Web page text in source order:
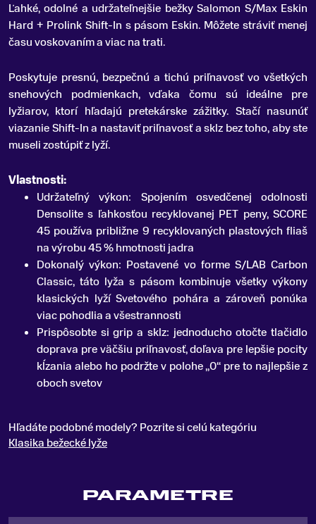
Ľahké, odolné a udržateľnejšie bežky Salomon S/Max Eskin
Hard + Prolink Shift-In s pásom Eskin. Môžete stráviť menej
času voskovaním a viac na trati.
Poskytuje presnú, bezpečnú a tichú priľnavosť vo všetkých
snehových podmienkach, vďaka čomu sú ideálne pre
lyžiarov, ktorí hľadajú pretekárske zážitky. Stačí nasunúť
viazanie Shift-In a nastaviť priľnavosť a sklz bez toho, aby ste
museli zostúpiť z lyží.
Vlastnosti:
Udržateľný výkon: Spojením osvedčenej odolnosti
Densolite s ľahkosťou recyklovanej PET peny, SCORE
45 používa približne 9 recyklovaných plastových fliaš
na výrobu 45 % hmotnosti jadra
Dokonalý výkon: Postavené vo forme S/LAB Carbon
Classic, táto lyža s pásom kombinuje všetky výkony
klasických lyží Svetového pohára a zároveň ponúka
viac pohodlia a všestrannosti
Prispôsobte si grip a sklz: jednoducho otočte tlačidlo
doprava pre väčšiu priľnavosť, doľava pre lepšie pocity
kĺzania alebo ho podržte v polohe „0“ pre to najlepšie z
oboch svetov
Hľadáte podobné modely? Pozrite si celú kategóriu
Klasika bežecké lyže
PARAMETRE